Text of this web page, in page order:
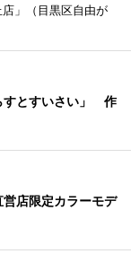
」（目黒区自由が
すとすいさい」 作
店限定カラーモデ